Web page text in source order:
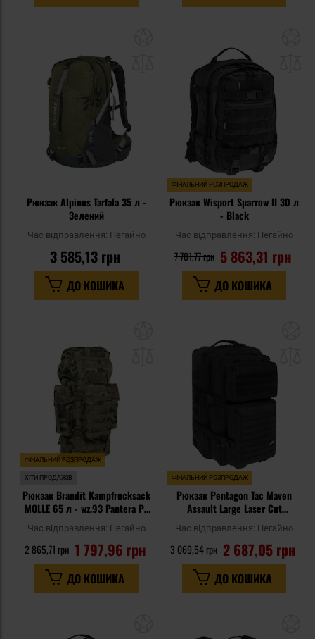
уподобань
Рюкзак Alpinus Tarfala 35 л -
Зелений
Час відправлення: Негайно
3 585,13 грн
ДО КОШИКА
ФІНАЛЬНИЙ РОЗПРОДАЖ
Рюкзак Wisport Sparrow II 30 л
- Black
Час відправлення: Негайно
5 863,31 грн
7 781,77 грн
ДО КОШИКА
списку
ФІНАЛЬНИЙ РОЗПРОДАЖ
ХІТИ ПРОДАЖІВ
Рюкзак Brandit Kampfrucksack
MOLLE 65 л - wz.93 Pantera PL
Час відправлення: Негайно
1 797,96 грн
2 865,71 грн
ДО КОШИКА
ФІНАЛЬНИЙ РОЗПРОДАЖ
Рюкзак Pentagon Tac Maven
Assault Large Laser Cut
Backpack 51 л - Black
Час відправлення: Негайно
2 687,05 грн
3 069,54 грн
ДО КОШИКА